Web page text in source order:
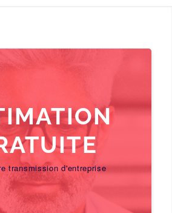
transmission d'entreprise